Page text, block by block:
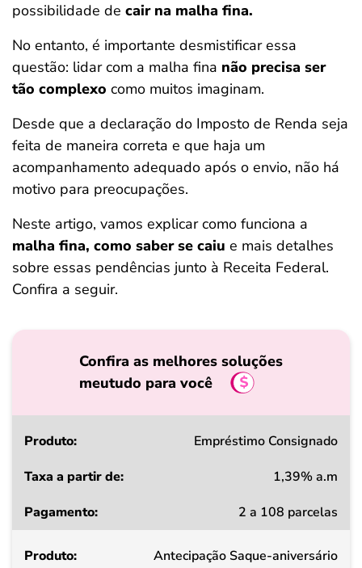
possibilidade de cair na malha fina.
No entanto, é importante desmistificar essa
questão: lidar com a malha fina não precisa ser
tão complexo como muitos imaginam.
Desde que a declaração do Imposto de Renda seja
feita de maneira correta e que haja um
acompanhamento adequado após o envio, não há
motivo para preocupações.
Neste artigo, vamos explicar como funciona a
malha fina, como saber se caiu e mais detalhes
sobre essas pendências junto à Receita Federal.
Confira a seguir.
Confira as melhores soluções
meutudo para você
Produto
a
de
Empréstimo Consignado
1,39% a.m
2 a 108 parcelas
Antecipação Saque-aniversário